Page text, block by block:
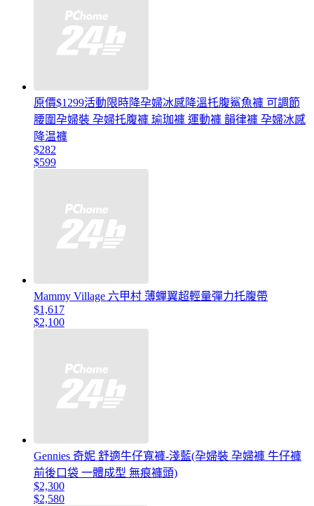
原價$1299活動限時降孕婦冰感降溫托腹鯊魚褲 可調節
腰圍孕婦裝 孕婦托腹褲 瑜珈褲 運動褲 韻律褲 孕婦冰感
降温褲
$282
$599
Mammy Village 六甲村 薄蟬翼超輕量彈力托腹帶
$1,617
$2,100
Gennies 奇妮 舒適牛仔寬褲-淺藍(孕婦裝 孕婦褲 牛仔褲
前後口袋 一體成型 無痕褲頭)
$2,300
$2,580